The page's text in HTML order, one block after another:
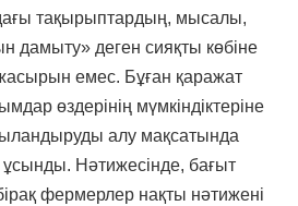
тақырыптардың, мысалы,
деген сияқты көбіне
емес. Бұған қаражат
өздерінің мүмкіндіктеріне
алу мақсатында
Нәтижесінде, бағыт
фермерлер нақты нәтижені